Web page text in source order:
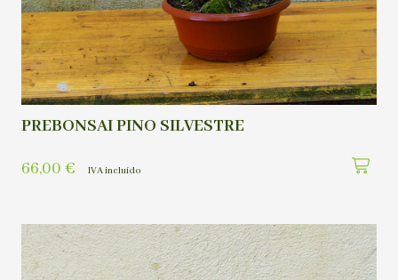
PREBONSAI PINO SILVESTRE
66,00 € IVA incluído